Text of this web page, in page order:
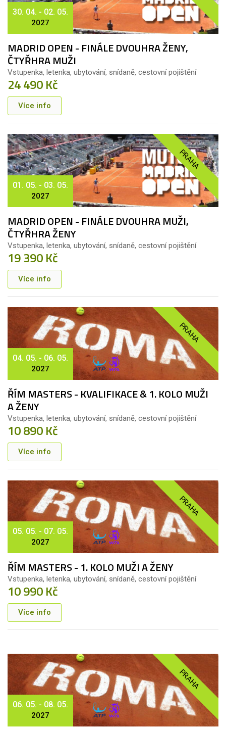
30. 04. - 02. 05.
2027
MADRID OPEN - FINÁLE DVOUHRA ŽENY,
ČTYŘHRA MUŽI
Vstupenka, letenka, ubytování, snídaně, cestovní pojištění
24 490 Kč
Více info
PRAHA
01. 05. - 03. 05.
2027
MADRID OPEN - FINÁLE DVOUHRA MUŽI,
ČTYŘHRA ŽENY
Vstupenka, letenka, ubytování, snídaně, cestovní pojištění
19 390 Kč
Více info
PRAHA
04. 05. - 06. 05.
2027
ŘÍM MASTERS - KVALIFIKACE & 1. KOLO MUŽI
A ŽENY
Vstupenka, letenka, ubytování, snídaně, cestovní pojištění
10 890 Kč
Více info
PRAHA
05. 05. - 07. 05.
2027
ŘÍM MASTERS - 1. KOLO MUŽI A ŽENY
Vstupenka, letenka, ubytování, snídaně, cestovní pojištění
10 990 Kč
Více info
PRAHA
06. 05. - 08. 05.
2027